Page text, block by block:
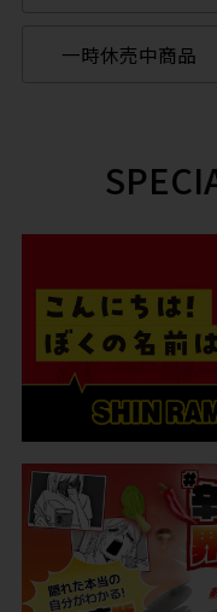
一時休売中商品